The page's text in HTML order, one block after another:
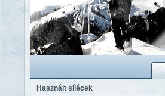
Használt sílécek